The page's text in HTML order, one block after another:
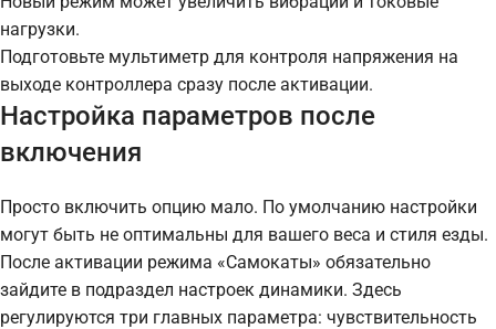
нагрузки.
Подготовьте мультиметр для контроля напряжения на
выходе контроллера сразу после активации.
Настройка параметров после
включения
Просто включить опцию мало. По умолчанию настройки
могут быть не оптимальны для вашего веса и стиля езды.
После активации режима «Самокаты» обязательно
зайдите в подраздел настроек динамики. Здесь
регулируются три главных параметра: чувствительность